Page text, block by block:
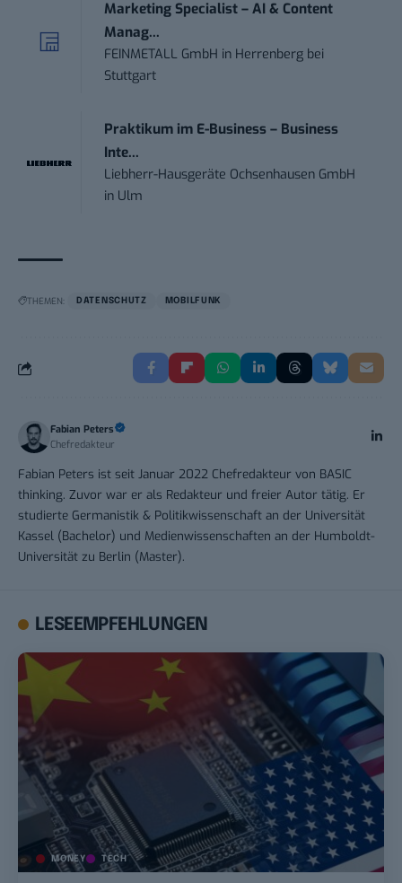
Marketing Specialist – AI & Content
Manag...
FEINMETALL GmbH in Herrenberg bei
Stuttgart
Praktikum im E-Business – Business
Inte...
Liebherr-Hausgeräte Ochsenhausen GmbH
in Ulm
THEMEN: DATENSCHUTZ MOBILFUNK
Fabian Peters
Chefredakteur
Fabian Peters ist seit Januar 2022 Chefredakteur von BASIC
thinking. Zuvor war er als Redakteur und freier Autor tätig. Er
studierte Germanistik & Politikwissenschaft an der Universität
Kassel (Bachelor) und Medienwissenschaften an der Humboldt-
Universität zu Berlin (Master).
LESEEMPFEHLUNGEN
MONEY TECH